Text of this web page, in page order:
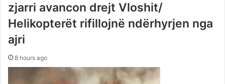
zjarri avancon drejt Vloshit/
Helikopterët rifillojnë ndërhyrjen nga
ajri
8 hours ago